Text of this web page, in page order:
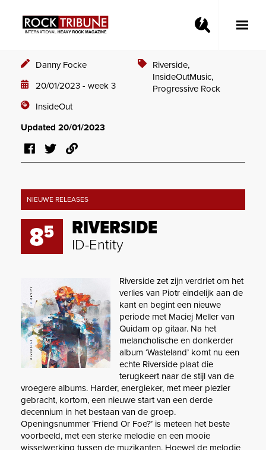
Toggle
Danny Focke
20/01/2023 - week 3
InsideOut
Riverside,
InsideOutMusic,
Progressive Rock
Updated 20/01/2023
NIEUWE RELEASES
85 RIVERSIDE
ID-Entity
Riverside zet zijn verdriet om het
verlies van Piotr eindelijk aan de
kant en begint een nieuwe
periode met Maciej Meller van
Quidam op gitaar. Na het
melancholische en donkerder
album ‘Wasteland’ komt nu een
echte Riverside plaat die
terugkeert naar de stijl van de
vroegere albums. Harder, energieker, met meer plezier
gebracht, kortom, een nieuwe start van een derde
decennium in het bestaan van de groep.
Openingsnummer ‘Friend Or Foe?’ is meteen het beste
voorbeeld, met een sterke melodie en een mooie
wisselwerking tussen de muzikanten. Hoewel de melodie